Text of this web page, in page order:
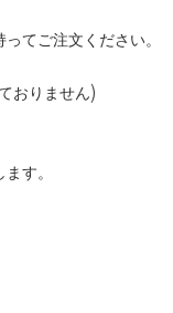
てご注文ください。
おりません)
す。